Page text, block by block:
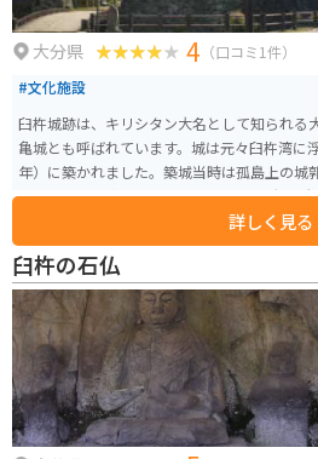
大分県 4 （口コミ1件）
#文化施設
臼杵城跡は、キリシタン大名として知られる
亀城とも呼ばれています。城は元々臼杵湾に
年）に築かれました。築城当時は孤島上の城
なり、堅固な防御を誇っていました。 大友氏の後、福原直高、太田一吉が城
主を務め、慶長5年（1600年）からは稲葉氏
藩を治めました。廃藩置県後の明治6年（
り壊されました。 城内には石垣に刻まれたアルファベットのような文字、礼
拝所、城下にあったキリシタンの修練所など
す。その後、本丸と二の丸は公園地となり、
部、石垣などが残されています。 現在、城跡は陸続きになった島上にある臼
杵公園として整備されており、市民の憩いの
0本の桜が咲く県南有数の花見スポットでも
能できます。また、二の丸に畳櫓が、本丸に
しています。
詳しく見る
臼杵の石仏